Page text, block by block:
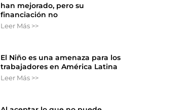
han mejorado, pero su
financiación no
Leer Más >>
El Niño es una amenaza para los
trabajadores en América Latina
Leer Más >>